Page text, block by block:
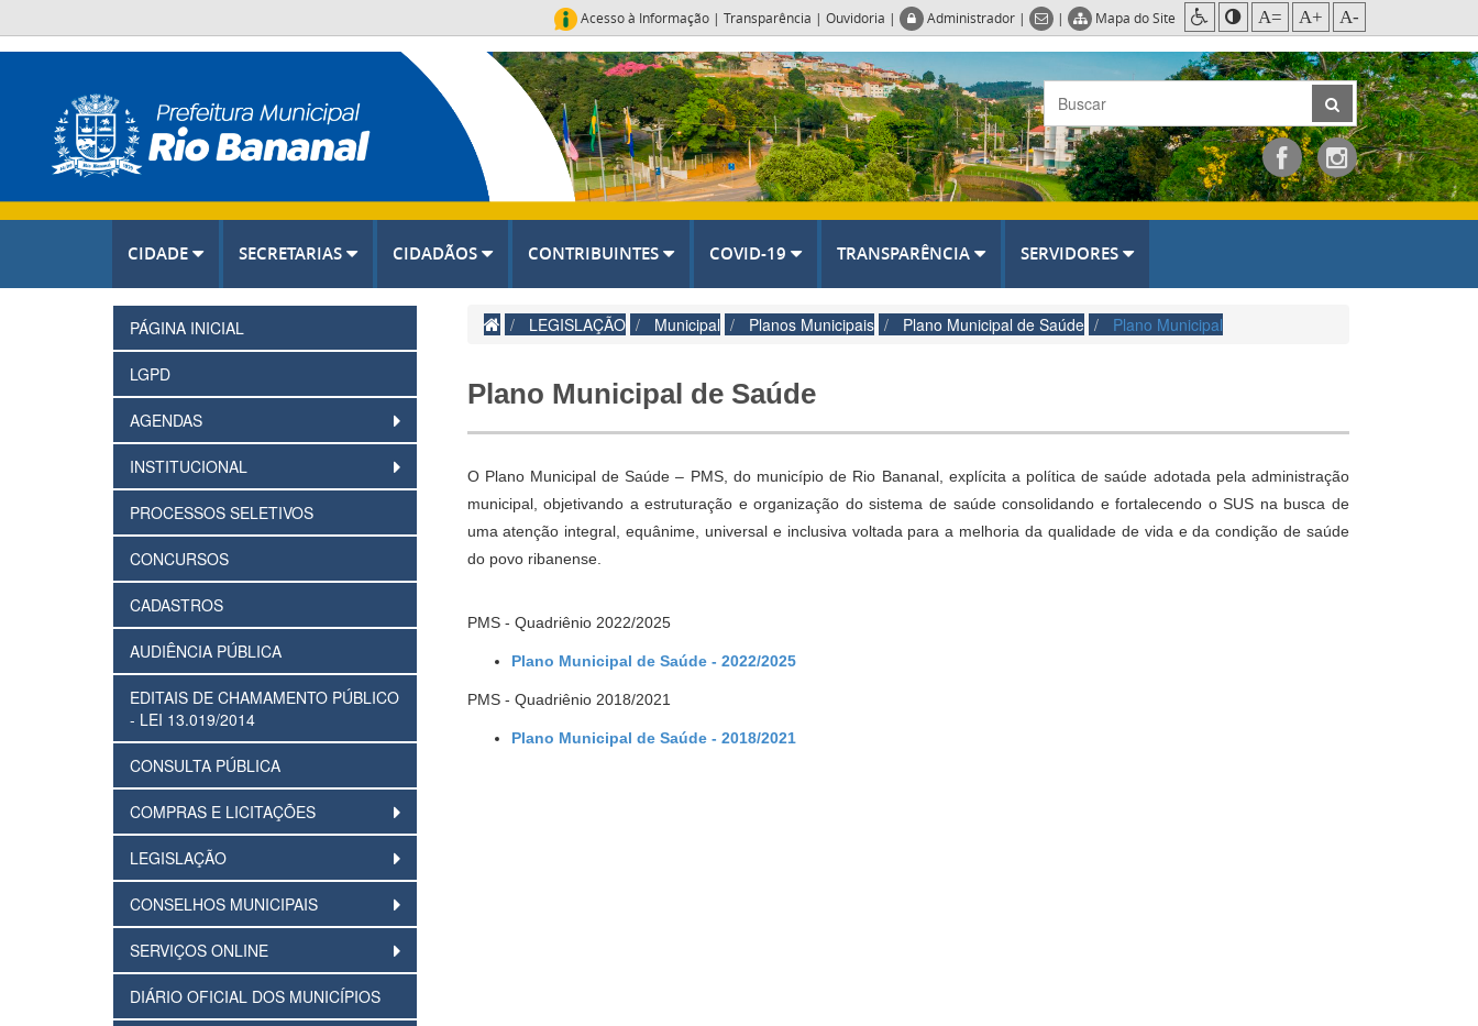
Acesso à Informação | Transparência | Ouvidoria | Administrador | | Mapa do Site A= A+ A-
CIDADE SECRETARIAS CIDADÃOS CONTRIBUINTES COVID-19 TRANSPARÊNCIA SERVIDORES
PÁGINA INICIAL
LGPD
AGENDAS
INSTITUCIONAL
PROCESSOS SELETIVOS
CONCURSOS
CADASTROS
AUDIÊNCIA PÚBLICA
EDITAIS DE CHAMAMENTO PÚBLICO
- LEI 13.019/2014
CONSULTA PÚBLICA
COMPRAS E LICITAÇÕES
LEGISLAÇÃO
CONSELHOS MUNICIPAIS
SERVIÇOS ONLINE
DIÁRIO OFICIAL DOS MUNICÍPIOS
LEGISLAÇÃO Municipal Planos Municipais Plano Municipal de Saúde Plano Municipal
Plano Municipal de Saúde
O Plano Municipal de Saúde – PMS, do município de Rio Bananal, explícita a política de saúde adotada pela administração
municipal, objetivando a estruturação e organização do sistema de saúde consolidando e fortalecendo o SUS na busca de
uma atenção integral, equânime, universal e inclusiva voltada para a melhoria da qualidade de vida e da condição de saúde
do povo ribanense.
PMS - Quadriênio 2022/2025
Plano Municipal de Saúde - 2022/2025
PMS - Quadriênio 2018/2021
Plano Municipal de Saúde - 2018/2021